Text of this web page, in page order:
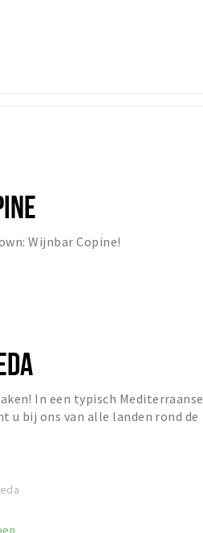
Wijnbar Copine!
In een typisch Mediterraanse
u bij ons van alle landen rond de